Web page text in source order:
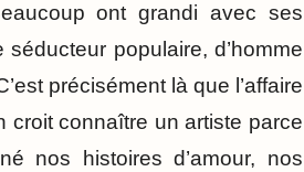
ont grandi avec ses
populaire, d’homme
précisément là que l’affaire
croit connaître un artiste parce
nos histoires d’amour, nos